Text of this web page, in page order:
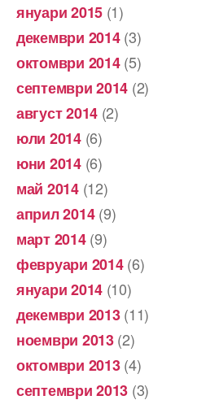
януари 2015 (1)
декември 2014(3)
октомври 2014(5)
септември 2014 (2)
август 2014 (2)
юли 2014(6)
юни 2014(6)
май 2014(12)
април 2014(9)
март 2014(9)
февруари 2014(6)
януари 2014 (10)
декември 2013(11)
ноември 2013(2)
октомври 2013(4)
септември 2013 (3)